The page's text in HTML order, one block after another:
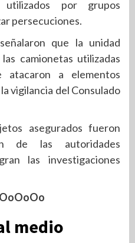
utilizados por grupos
persecuciones.
que la unidad
camionetas utilizadas
atacaron a elementos
vigilancia del Consulado
asegurados fueron
de las autoridades
las investigaciones
medio